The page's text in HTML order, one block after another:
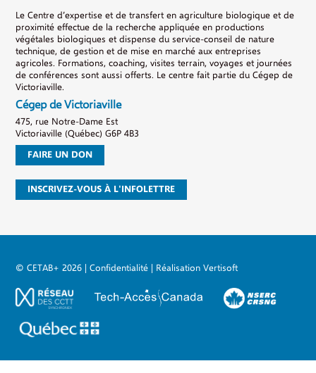
Le Centre d’expertise et de transfert en agriculture biologique et de
proximité effectue de la recherche appliquée en productions
végétales biologiques et dispense du service-conseil de nature
technique, de gestion et de mise en marché aux entreprises
agricoles. Formations, coaching, visites terrain, voyages et journées
de conférences sont aussi offerts. Le centre fait partie du Cégep de
Victoriaville.
Cégep de Victoriaville
475, rue Notre-Dame Est
Victoriaville (Québec) G6P 4B3
FAIRE UN DON
INSCRIVEZ-VOUS À L'INFOLETTRE
© CETAB+ 2026 |Confidentialité | Réalisation Vertisoft